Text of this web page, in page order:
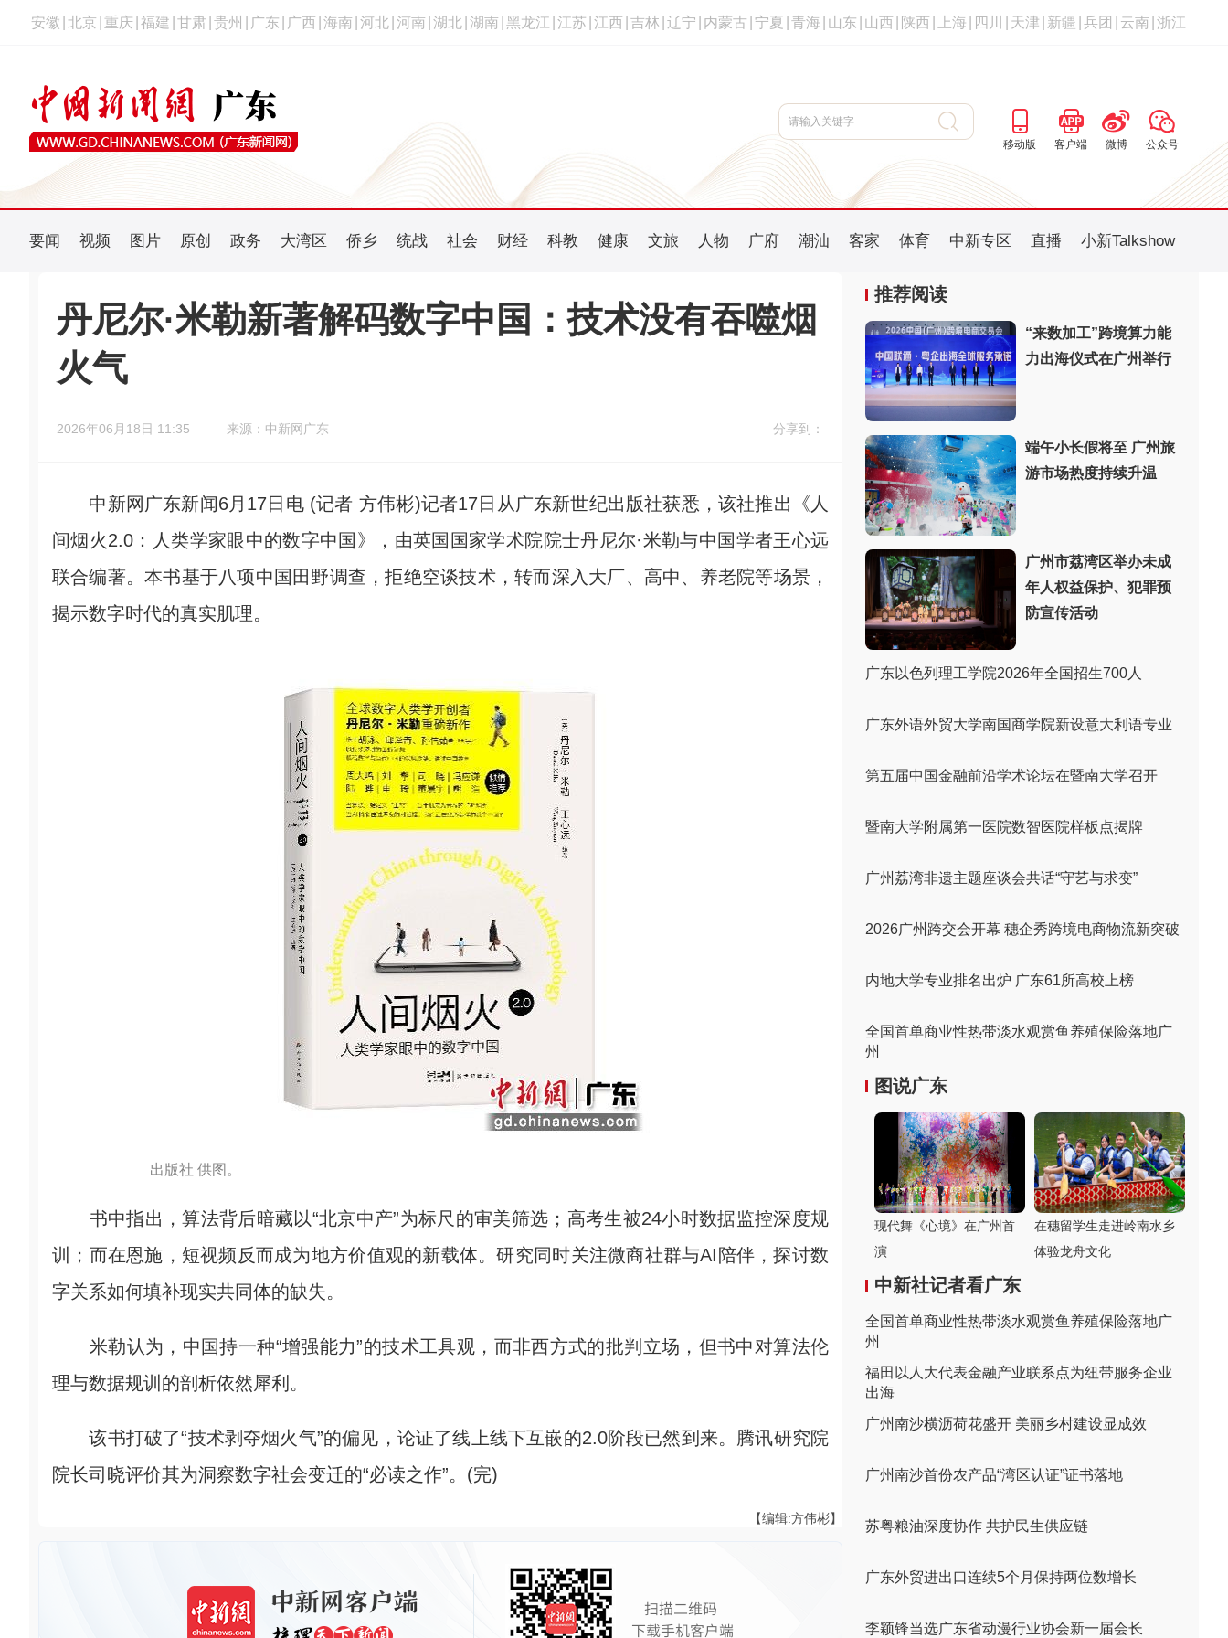
安徽 北京 重庆 福建 甘肃 贵州 广东 广西 海南 河北 河南 湖北 湖南 黑龙江 江苏 江西 吉林 辽宁 内蒙古 宁夏 青海 山东 山西 陕西 上海 四川 天津 新疆 兵团 云南 浙江
移动版 客户端 微博 公众号
要闻 视频 图片 原创 政务 大湾区 侨乡 统战 社会 财经 科教 健康 文旅 人物 广府 潮汕 客家 体育 中新专区 直播 小新Talkshow
丹尼尔·米勒新著解码数字中国：技术没有吞噬烟
火气
2026年06月18日 11:35 来源：中新网广东 分享到：
中新网广东新闻6月17日电 (记者 方伟彬)记者17日从广东新世纪出版社获悉，该社推出《人
间烟火2.0：人类学家眼中的数字中国》，由英国国家学术院院士丹尼尔·米勒与中国学者王心远
联合编著。本书基于八项中国田野调查，拒绝空谈技术，转而深入大厂、高中、养老院等场景，
揭示数字时代的真实肌理。
出版社 供图。
书中指出，算法背后暗藏以“北京中产”为标尺的审美筛选；高考生被24小时数据监控深度规
训；而在恩施，短视频反而成为地方价值观的新载体。研究同时关注微商社群与AI陪伴，探讨数
字关系如何填补现实共同体的缺失。
米勒认为，中国持一种“增强能力”的技术工具观，而非西方式的批判立场，但书中对算法伦
理与数据规训的剖析依然犀利。
该书打破了“技术剥夺烟火气”的偏见，论证了线上线下互嵌的2.0阶段已然到来。腾讯研究院
院长司晓评价其为洞察数字社会变迁的“必读之作”。(完)
【编辑:方伟彬】
推荐阅读
“来数加工”跨境算力能
力出海仪式在广州举行
端午小长假将至 广州旅
游市场热度持续升温
广州市荔湾区举办未成
年人权益保护、犯罪预
防宣传活动
广东以色列理工学院2026年全国招生700人
广东外语外贸大学南国商学院新设意大利语专业
第五届中国金融前沿学术论坛在暨南大学召开
暨南大学附属第一医院数智医院样板点揭牌
广州荔湾非遗主题座谈会共话“守艺与求变”
2026广州跨交会开幕 穗企秀跨境电商物流新突破
内地大学专业排名出炉 广东61所高校上榜
全国首单商业性热带淡水观赏鱼养殖保险落地广
州
图说广东
现代舞《心境》在广州首
演
在穗留学生走进岭南水乡
体验龙舟文化
中新社记者看广东
全国首单商业性热带淡水观赏鱼养殖保险落地广
州
福田以人大代表金融产业联系点为纽带服务企业
出海
广州南沙横沥荷花盛开 美丽乡村建设显成效
广州南沙首份农产品“湾区认证”证书落地
苏粤粮油深度协作 共护民生供应链
广东外贸进出口连续5个月保持两位数增长
李颖锋当选广东省动漫行业协会新一届会长